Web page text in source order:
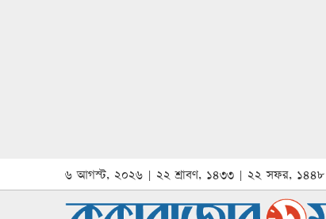
৬ আগস্ট, ২০২৬ | ২২ শ্রাবণ, ১৪৩৩ | ২২ সফর, ১৪৪৮